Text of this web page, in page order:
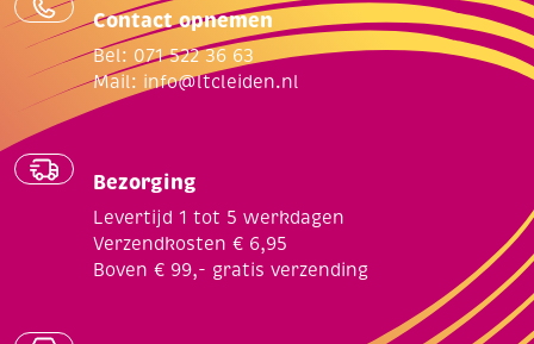
Contact opnemen
Bel: 071 522 36 63
Mail: info@ltcleiden.nl
Bezorging
Levertijd 1 tot 5 werkdagen
Verzendkosten € 6,95
Boven € 99,- gratis verzending